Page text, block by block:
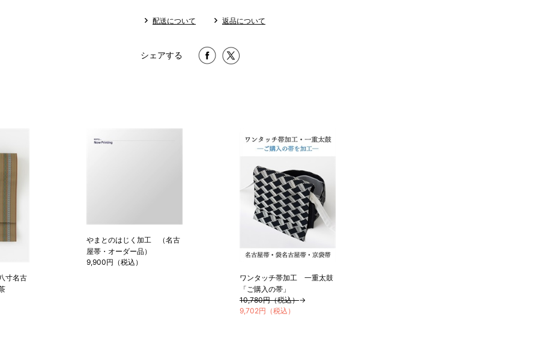
配送について 返品について
シェアする
寸名古
やまとのはじく加工 （名古
屋帯・オーダー品）
9,900円（税込）
ワンタッチ帯加工 一重太鼓
「ご購入の帯」
10,780円（税込）→
9,702円（税込）